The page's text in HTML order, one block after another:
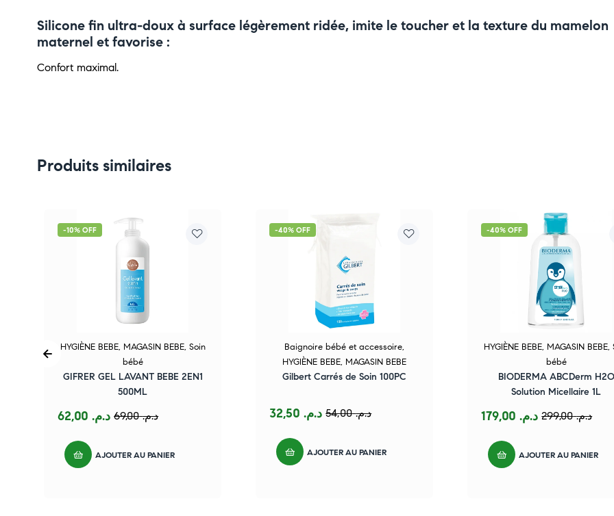
Silicone fin ultra-doux à surface légèrement ridée, imite le toucher et la texture du mamelon
maternel et favorise :
Confort maximal.
Produits similaires
-10% OFF
HYGIÈNE BEBE, MAGASIN BEBE, Soin
bébé
GIFRER GEL LAVANT BEBE 2EN1
500ML
د.م.69,00 د.م.
AJOUTER AU PANIER
-40% OFF
Baignoire bébé et accessoire,
HYGIÈNE BEBE, MAGASIN BEBE
Gilbert Carrés de Soin 100PC
د.م.54,00 د.م.
AJOUTER AU PANIER
-40% OFF
HYGIÈNE BEBE, MAGASIN BEBE,
bébé
BIODERMA ABCDerm H2O
Solution Micellaire 1L
د.م.299,00 د.م.
AJOUTER AU PANIER